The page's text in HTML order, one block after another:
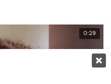
0:29